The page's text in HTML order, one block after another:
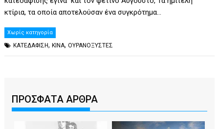
κτίρια, τα οποία αποτελούσαν ένα συγκρότημα…
Χωρίς κατηγορία
ΚΑΤΕΔΑΦΙΣΗ,ΚΙΝΑ,ΟΥΡΑΝΟΞΥΣΤΕΣ
ΠΡΟΣΦΑΤΑ ΑΡΘΡΑ